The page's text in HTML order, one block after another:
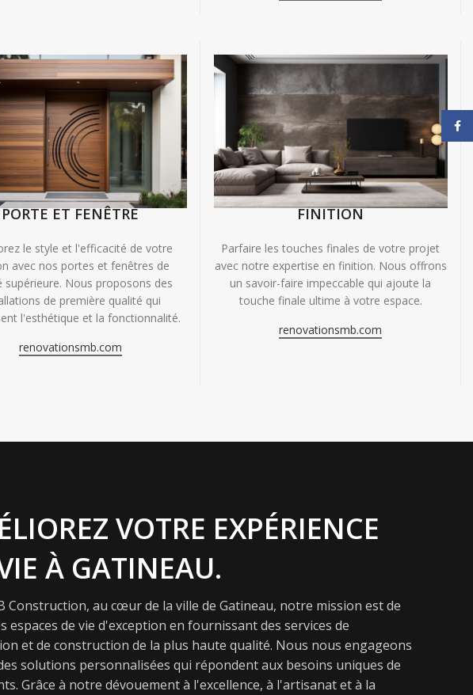
PORTE ET FENÊTRE
le style et l'efficacité de votre
avec nos portes et fenêtres de
supérieure. Nous proposons des
de première qualité qui
l'esthétique et la fonctionnalité.
renovationsmb.com
FINITION
Parfaire les touches finales de votre projet
avec notre expertise en finition. Nous offrons
un savoir-faire impeccable qui ajoute la
touche finale ultime à votre espace.
renovationsmb.com
VOTRE EXPÉRIENCE
À GATINEAU.
Construction, au cœur de la ville de Gatineau, notre mission est de
espaces de vie d'exception en fournissant des services de
et de construction de la plus haute qualité. Nous nous engageons
solutions personnalisées qui répondent aux besoins uniques de
Grâce à notre dévouement à l'excellence, à l'artisanat et à la